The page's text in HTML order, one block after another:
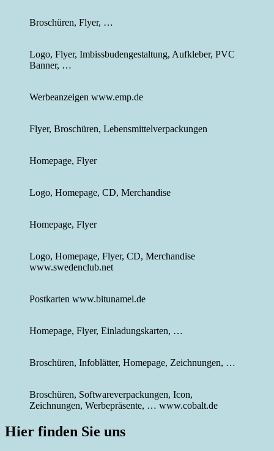
Broschüren, Flyer, …
Logo, Flyer, Imbissbudengestaltung, Aufkleber, PVC
Banner, …
Werbeanzeigen www.emp.de
Flyer, Broschüren, Lebensmittelverpackungen
Homepage, Flyer
Logo, Homepage, CD, Merchandise
Homepage, Flyer
Logo, Homepage, Flyer, CD, Merchandise
www.swedenclub.net
Postkarten www.bitunamel.de
Homepage, Flyer, Einladungskarten, …
Broschüren, Infoblätter, Homepage, Zeichnungen, …
Broschüren, Softwareverpackungen, Icon,
Zeichnungen, Werbepräsente, … www.cobalt.de
Hier finden Sie uns